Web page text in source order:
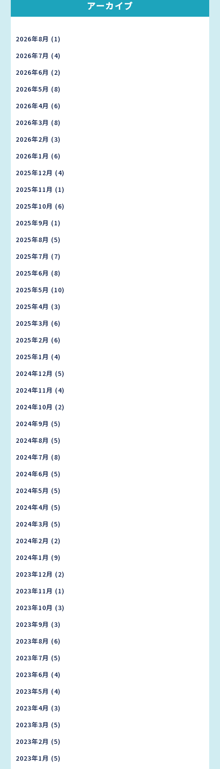
アーカイブ
2026年8月 (1)
2026年7月 (4)
2026年6月 (2)
2026年5月 (8)
2026年4月 (6)
2026年3月 (8)
2026年2月 (3)
2026年1月 (6)
2025年12月 (4)
2025年11月 (1)
2025年10月 (6)
2025年9月 (1)
2025年8月 (5)
2025年7月 (7)
2025年6月 (8)
2025年5月 (10)
2025年4月 (3)
2025年3月 (6)
2025年2月 (6)
2025年1月 (4)
2024年12月 (5)
2024年11月 (4)
2024年10月 (2)
2024年9月 (5)
2024年8月 (5)
2024年7月 (8)
2024年6月 (5)
2024年5月 (5)
2024年4月 (5)
2024年3月 (5)
2024年2月 (2)
2024年1月 (9)
2023年12月 (2)
2023年11月 (1)
2023年10月 (3)
2023年9月 (3)
2023年8月 (6)
2023年7月 (5)
2023年6月 (4)
2023年5月 (4)
2023年4月 (3)
2023年3月 (5)
2023年2月 (5)
2023年1月 (5)